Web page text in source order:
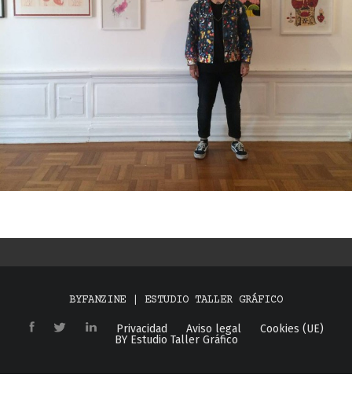
BYFANZINE | ESTUDIO TALLER GRÁFICO
Privacidad Aviso legal
Cookies (UE)
BY Estudio Taller Gráfico